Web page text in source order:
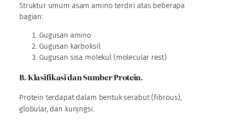
Struktur umum asam amino terdiri atas beberapa
bagian:
Gugusan amino
Gugusan karboksil
Gugusan sisa molekul (molecular rest)
B. Klasifikasi dan Sumber Protein.
Protein terdapat dalam bentuk serabut (fibrous),
globular, dan kunjngsi.